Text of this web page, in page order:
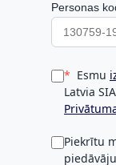
Personas
Esmu
Latvia
Piekrītu